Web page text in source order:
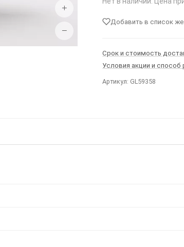
+
−
Добавить в список
Срок и стоимость
Условия акции и способ
Артикул: GL59358